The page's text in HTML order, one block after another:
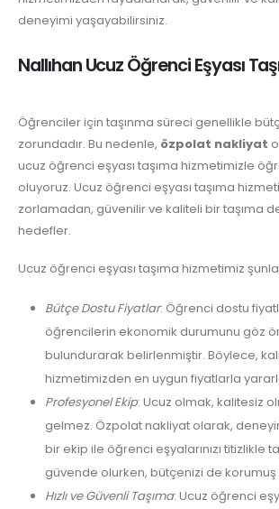
deneyimi yaşayabilirsiniz.
Nallıhan Ucuz Öğrenci Eşyası
Öğrenciler için taşınma süreci genellikle
zorundadır. Bu nedenle, özpolat nakliyat
ucuz öğrenci eşyası taşıma hizmetimizle
oluyoruz. Ucuz öğrenci eşyası taşıma
zorlamadan, güvenilir ve kaliteli bir taşıma
hedefler.
Ucuz öğrenci eşyası taşıma hizmetimiz
Bütçe Dostu Fiyatlar: Öğrenci dostu
öğrencilerin ekonomik durumunu göz
bulundurarak belirlenmiştir. Böylece,
hizmetimizden en uygun fiyatlarla
Profesyonel Ekip: Ucuz olmak, kalitesiz
gelmez. Özpolat nakliyat olarak,
bir ekip ile öğrenci eşyalarınızı titizlikle
güvende olurken, bütçenizi de korumuş
Hızlı ve Güvenli Taşıma: Ucuz öğrenci